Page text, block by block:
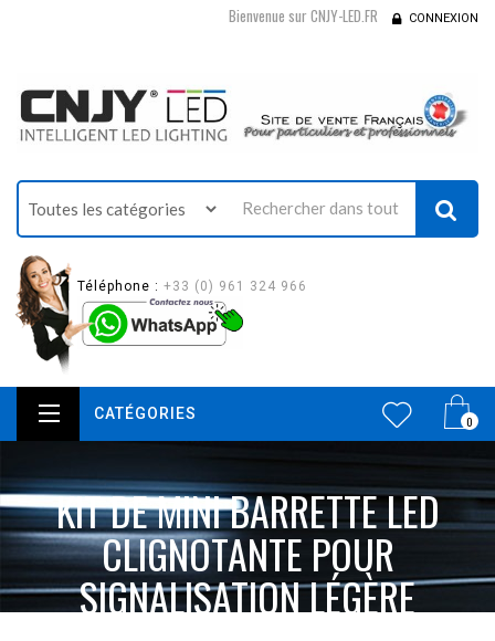
Bienvenue sur CNJY-LED.FR CONNEXION
Téléphone : +33 (0) 961 324 966
0
CATÉGORIES
KIT DE MINI BARRETTE LED
CLIGNOTANTE POUR
SIGNALISATION LÉGÈRE